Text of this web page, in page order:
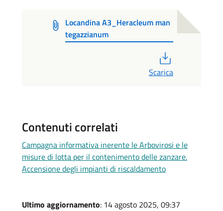
Locandina A3_Heracleum man
tegazzianum
Scarica
Contenuti correlati
Campagna informativa inerente le Arbovirosi e le
misure di lotta per il contenimento delle zanzare.
Accensione degli impianti di riscaldamento
Ultimo aggiornamento: 14 agosto 2025, 09:37